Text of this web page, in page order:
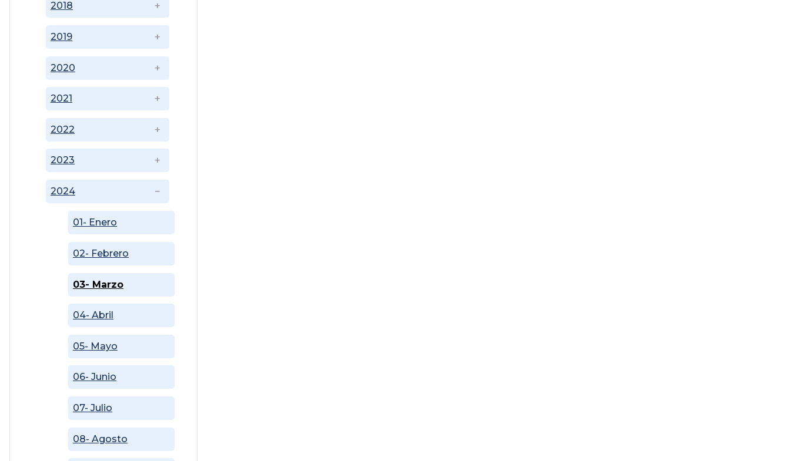
2018
2019
2020
2021
2022
2023
2024
01- Enero
02- Febrero
03- Marzo
04- Abril
05- Mayo
06- Junio
07- Julio
08- Agosto